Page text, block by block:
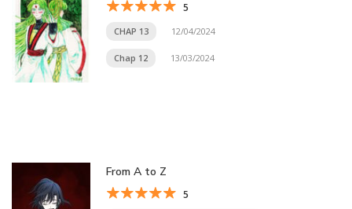
5
CHAP 13 12/04/2024
Chap 12 13/03/2024
From A to Z
5